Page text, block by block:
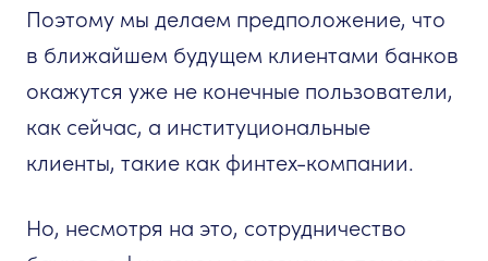
Поэтому мы делаем предположение, что
в ближайшем будущем клиентами банков
окажутся уже не конечные пользователи,
как сейчас, а институциональные
клиенты, такие как финтех-компании.
Но, несмотря на это, сотрудничество